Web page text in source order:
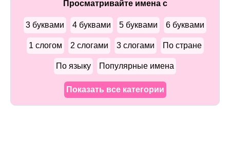
Просматривайте имена с
3 буквами 4 буквами 5 буквами 6 буквами
1 слогом 2 слогами 3 слогами По стране
По языку Популярные имена
Показать все категории